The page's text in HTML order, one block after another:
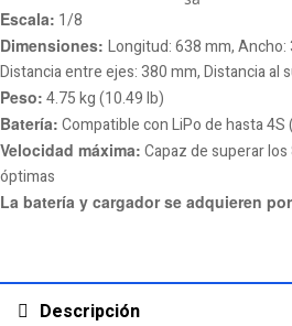
Escala: 1/8
Dimensiones: Longitud: 638 mm,
Distancia entre ejes: 380 mm, Distancia al
Peso: 4.75 kg (10.49 lb)
Batería: Compatible con LiPo de hasta
Velocidad máxima: Capaz de superar
óptimas
La batería y cargador se adquieren
Descripción